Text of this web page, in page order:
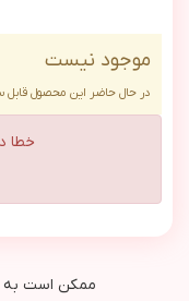
موجود نیست
در حال حاضر این محصول
خطا
ممکن است به